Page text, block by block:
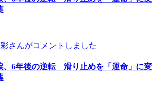
さんがコメントしました
、6年後の逆転 滑り止めを「運命」に変